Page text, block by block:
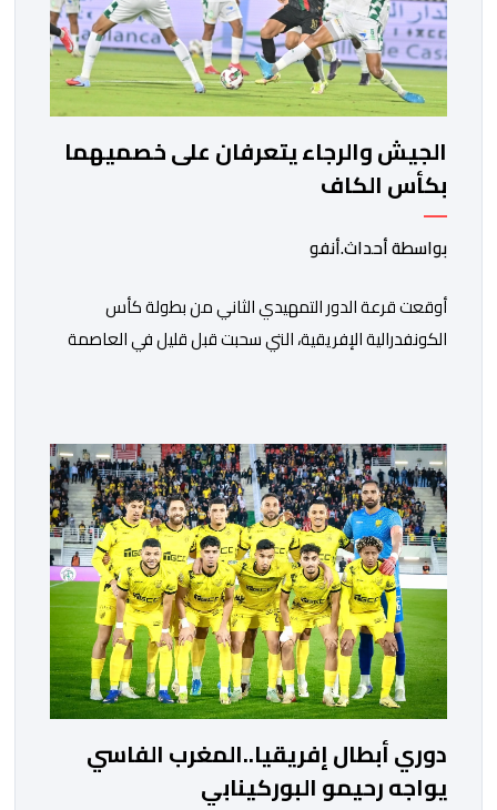
الجيش والرجاء يتعرفان على خصميهما
بكأس الكاف
بواسطة أحداث.أنفو
أوقعت قرعة الدور التمهيدي الثاني من بطولة كأس
الكونفدرالية الإفريقية، التي سحبت قبل قليل في العاصمة
ووسط القارة. ​وسيكون نادي الرجاء الرياضي على موعد مع
مواجهة المتأهل من المباراة التي تجمع بين إيل كانيمي
واريورز النيجيري ونادي أوديب ممثل […]
دوري أبطال إفريقيا..المغرب الفاسي
يواجه رحيمو البوركينابي